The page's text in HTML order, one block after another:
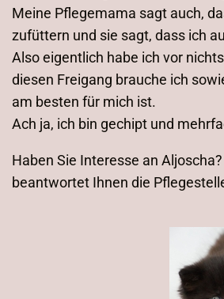
Meine Pflegemama sagt auch,
zufüttern und sie sagt, dass ich
Also eigentlich habe ich vor
diesen Freigang brauche ich
am besten für mich ist.
Ach ja, ich bin gechipt und
Haben Sie Interesse an
beantwortet Ihnen die